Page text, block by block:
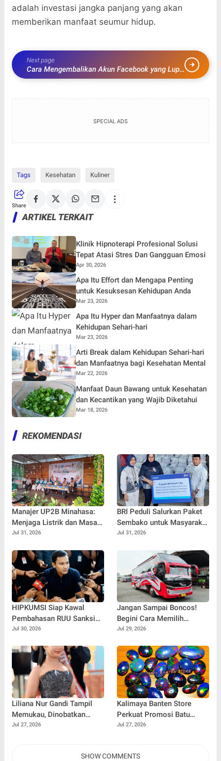
adalah investasi jangka panjang yang akan
memberikan manfaat seumur hidup.
Next page
Cara Mengembalikan Akun Facebook yang Lupa
Semuanya dengan Mudah
SPECIAL ADS
Tags Kesehatan Kuliner
Share
ARTIKEL TERKAIT
Klinik Hipnoterapi Profesional Solusi
Tepat Atasi Stres Dan Gangguan Emosi
Apr 30, 2026
Apa Itu Effort dan Mengapa Penting
untuk Kesuksesan Kehidupan Anda
Mar 23, 2026
Apa Itu Hyper dan Manfaatnya dalam
Kehidupan Sehari-hari
Mar 23, 2026
Arti Break dalam Kehidupan Sehari-hari
dan Manfaatnya bagi Kesehatan Mental
Mar 22, 2026
Manfaat Daun Bawang untuk Kesehatan
dan Kecantikan yang Wajib Diketahui
Mar 18, 2026
REKOMENDASI
Manajer UP2B Minahasa:
Menjaga Listrik dan Masa
Depan Anak Punya Beban
Jul 31, 2026
BRI Peduli Salurkan Paket
Sembako untuk Masyarakat
Kurang Mampu di
Jul 31, 2026
HIPKUMSI Siap Kawal
Pembahasan RUU Sanksi
Pidana Penyimpangan
Jul 30, 2026
Jangan Sampai Boncos!
Begini Cara Memilih
Kendaraan untuk Liburan
Jul 29, 2026
Liliana Nur Gandi Tampil
Memukau, Dinobatkan
sebagai Best Speech Duta
Jul 27, 2026
Kalimaya Banten Store
Perkuat Promosi Batu
Kalimaya Asli, Dorong
Jul 27, 2026
SHOW COMMENTS